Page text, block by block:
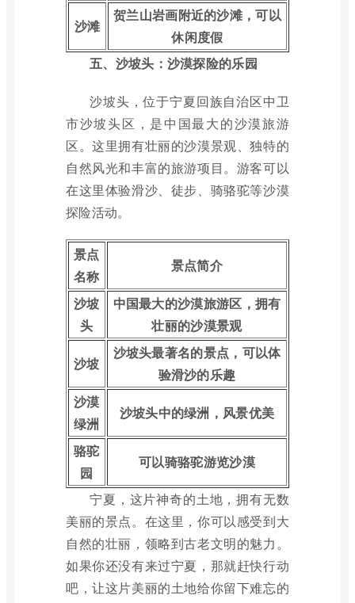
沙滩
贺兰山岩画附近的沙滩，可以
休闲度假
五、沙坡头：沙漠探险的乐园
沙坡头，位于宁夏回族自治区中卫
市沙坡头区，是中国最大的沙漠旅游
区。这里拥有壮丽的沙漠景观、独特的
自然风光和丰富的旅游项目。游客可以
在这里体验滑沙、徒步、骑骆驼等沙漠
探险活动。
景点
名称
景点简介
沙坡
头
中国最大的沙漠旅游区，拥有
壮丽的沙漠景观
沙坡
沙坡头最著名的景点，可以体
验滑沙的乐趣
沙漠
绿洲
沙坡头中的绿洲，风景优美
骆驼
园
可以骑骆驼游览沙漠
宁夏，这片神奇的土地，拥有无数
美丽的景点。在这里，你可以感受到大
自然的壮丽，领略到古老文明的魅力。
如果你还没有来过宁夏，那就赶快行动
吧，让这片美丽的土地给你留下难忘的